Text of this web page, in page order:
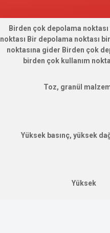
Birden çok depolama noktası
noktası Bir depolama noktası
noktasına gider Birden çok
birden çok kullanım
Toz, granül
Yüksek basınç, yüksek
Yüksek